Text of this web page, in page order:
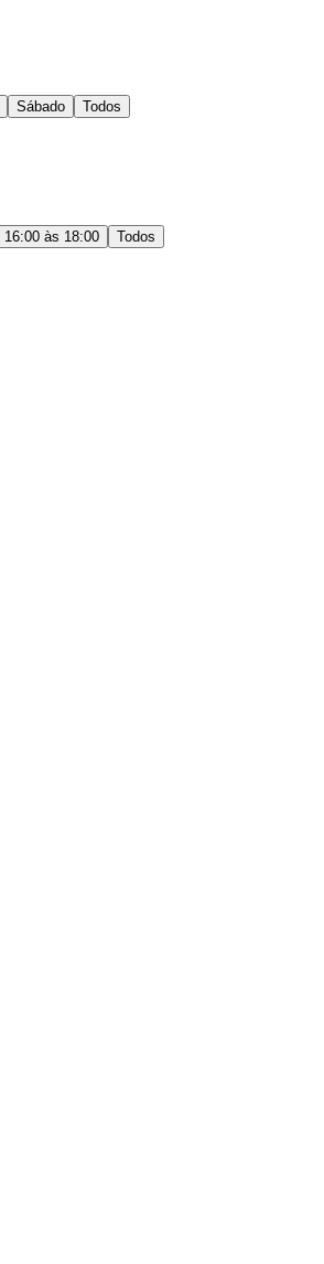
Sábado Todos
16:00 às 18:00 Todos